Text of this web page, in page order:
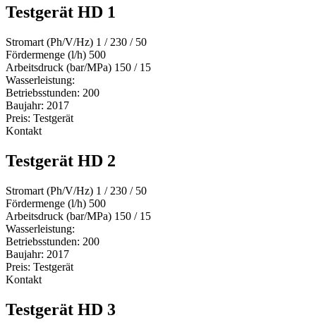
Testgerät HD 1
Stromart (Ph/V/Hz) 1 / 230 / 50
Fördermenge (l/h) 500
Arbeitsdruck (bar/MPa) 150 / 15
Wasserleistung:
Betriebsstunden: 200
Baujahr: 2017
Preis: Testgerät
Kontakt
Testgerät HD 2
Stromart (Ph/V/Hz) 1 / 230 / 50
Fördermenge (l/h) 500
Arbeitsdruck (bar/MPa) 150 / 15
Wasserleistung:
Betriebsstunden: 200
Baujahr: 2017
Preis: Testgerät
Kontakt
Testgerät HD 3